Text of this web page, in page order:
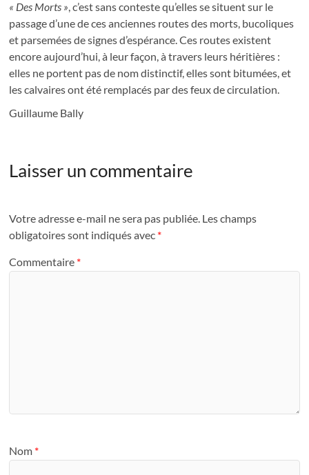
« Des Morts » , c’est sans conteste qu’elles se situent sur le
passage d’une de ces anciennes routes des morts, bucoliques
et parsemées de signes d’espérance. Ces routes existent
encore aujourd’hui, à leur façon, à travers leurs héritières :
elles ne portent pas de nom distinctif, elles sont bitumées, et
les calvaires ont été remplacés par des feux de circulation.
Guillaume Bally
Laisser un commentaire
Votre adresse e-mail ne sera pas publiée. Les champs
obligatoires sont indiqués avec *
Commentaire *
Nom *